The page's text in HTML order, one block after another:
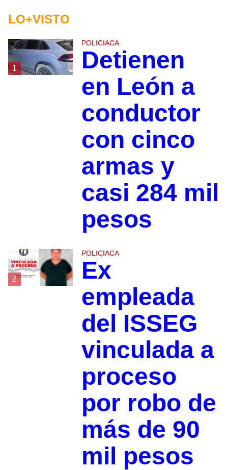
LO+VISTO
1
POLICIACA
Detienen
en León a
conductor
con cinco
armas y
casi 284 mil
pesos
2
POLICIACA
Ex
empleada
del ISSEG
vinculada a
proceso
por robo de
más de 90
mil pesos